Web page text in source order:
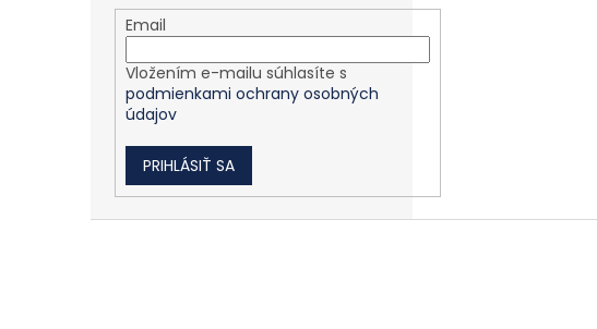
Email
Vložením e-mailu súhlasíte s
podmienkami ochrany osobných
údajov
PRIHLÁSIŤ SA